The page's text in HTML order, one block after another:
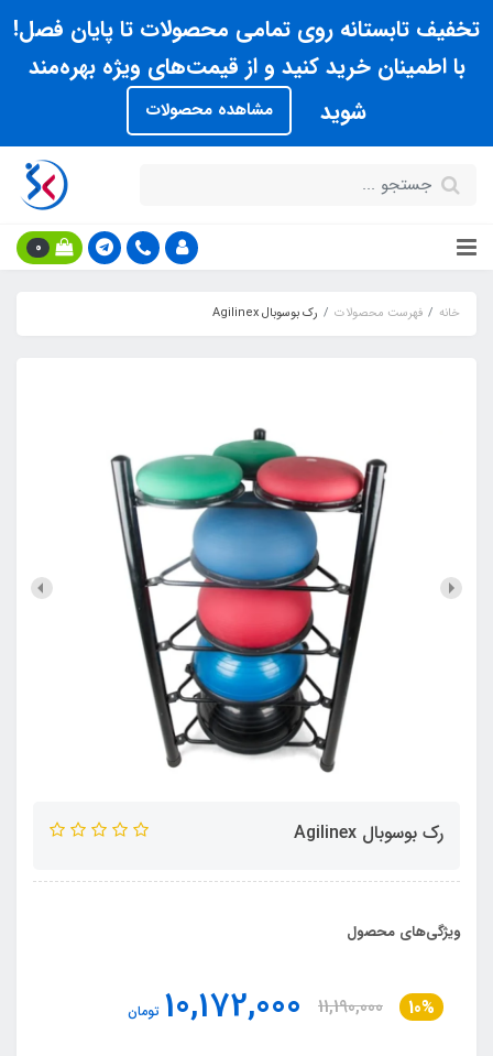
تخفیف تابستانه روی تمامی محصولات تا پایان فصل!
با اطمینان خرید کنید و از قیمت‌های ویژه بهره‌مند
شوید
مشاهده محصولات
0
خانه فهرست محصولات رک بوسوبال Agilinex
رک بوسوبال Agilinex
ویژگی‌های محصول
10%
11,190,000
10,172,000 تومان